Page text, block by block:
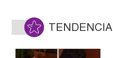
TENDENCIA